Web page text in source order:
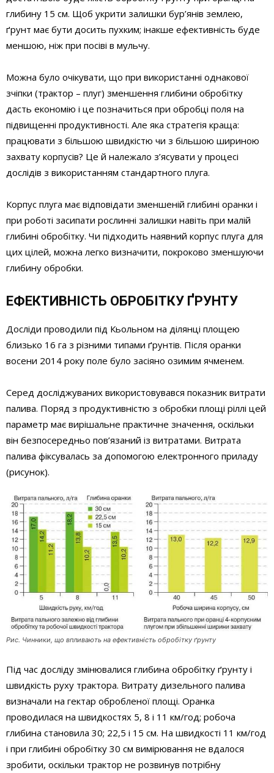
глибину 15 см. Щоб укрити залишки бур’янів землею,
ґрунт має бути досить пухким; інакше ефективність буде
меншою, ніж при посіві в мульчу.
Можна було очікувати, що при використанні однакової
зчіпки (трактор – плуг) зменшення глибини обробітку
дасть економію і це позначиться при обробці поля на
підвищенні продуктивності. Але яка стратегія краща:
працювати з більшою швидкістю чи з більшою шириною
захвату корпусів? Це й належало з’ясувати у процесі
дослідів з використанням стандартного плуга.
Корпус плуга має відповідати зменшеній глибині оранки і
при роботі засипати рослинні залишки навіть при малій
глибині обробітку. Чи підходить наявний корпус плуга для
цих цілей, можна легко визначити, покроково зменшуючи
глибину обробки.
ЕФЕКТИВНІСТЬ ОБРОБІТКУ ҐРУНТУ
Досліди проводили під Кьольном на ділянці площею
близько 16 га з різними типами ґрунтів. Після оранки
восени 2014 року поле було засіяно озимим ячменем.
Серед досліджуваних використовувався показник витрати
палива. Поряд з продуктивністю з обробки площі ріллі цей
параметр має вирішальне практичне значення, оскільки
він безпосередньо пов’язаний із витратами. Витрата
палива фіксувалась за допомогою електронного приладу
(рисунок).
Рис. Чинники, що впливають на ефективність обробітку ґрунту
Під час досліду змінювалися глибина обробітку ґрунту і
швидкість руху трактора. Витрату дизельного палива
визначали на гектар обробленої площі. Оранка
проводилася на швидкостях 5, 8 і 11 км/год; робоча
глибина становила 30; 22,5 і 15 см. На швидкості 11 км/год
і при глибині обробітку 30 см вимірювання не вдалося
зробити, оскільки трактор не розвинув потрібну